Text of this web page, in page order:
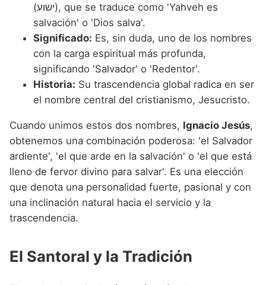
(ישוע), que se traduce como 'Yahveh es
salvación' o 'Dios salva'.
Significado: Es, sin duda, uno de los nombres
con la carga espiritual más profunda,
significando 'Salvador' o 'Redentor'.
Historia: Su trascendencia global radica en ser
el nombre central del cristianismo, Jesucristo.
Cuando unimos estos dos nombres, Ignacio Jesús,
obtenemos una combinación poderosa: 'el Salvador
ardiente', 'el que arde en la salvación' o 'el que está
lleno de fervor divino para salvar'. Es una elección
que denota una personalidad fuerte, pasional y con
una inclinación natural hacia el servicio y la
trascendencia.
El Santoral y la Tradición